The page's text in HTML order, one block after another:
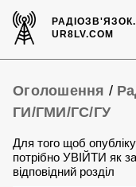
UR8LV.COM
Оголошення /
ГИ/ГМИ/ГС/ГУ
Для того щоб
потрібно УВІЙТИ як
відповідний розділ